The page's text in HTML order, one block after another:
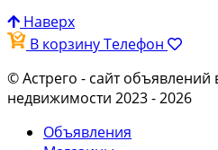
Наверх
В корзинуТелефон
© Астрего - сайт объявлений
недвижимости 2023 - 2026
Объявления